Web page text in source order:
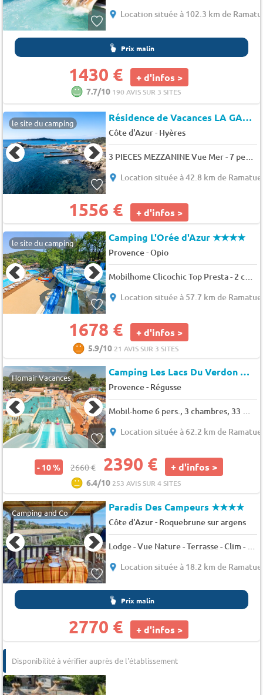
Location située à 102.3 km de
Prix malin
1430 € + d'infos >
7.7/10 190 AVIS SUR 3 SITES
le site du camping Résidence de Vacances LA GABINIERE
Côte d'Azur- Hyères
3 PIECES MEZZANINE Vue Mer - 7 personnes - 68 m² 7 pers.
Location située à 42.8 km de
1556 € + d'infos >
le site du camping Camping L'Orée d'Azur★★★★
Provence-Opio
Mobilhome Clicochic Top Presta - 2 chambres 28m² 4 pers.
Location située à 57.7 km de
1678 € + d'infos >
5.9/10 21 AVIS SUR 3 SITES
Homair Vacances Camping Les Lacs Du Verdon
Provence- Régusse
Mobil-home 6 pers., 3 chambres, 33 m² - 35 m²
Location située à 62.2 km de
- 10 % 2660 € 2390 € + d'infos >
6.4/10 253 AVIS SUR 4 SITES
Camping and Co Paradis Des Campeurs★★★★
Côte d'Azur- Roquebrune sur argens
Location située à 18.2 km de
Prix malin
2770 € + d'infos >
Disponibilité à vérifier auprès de l'établissement